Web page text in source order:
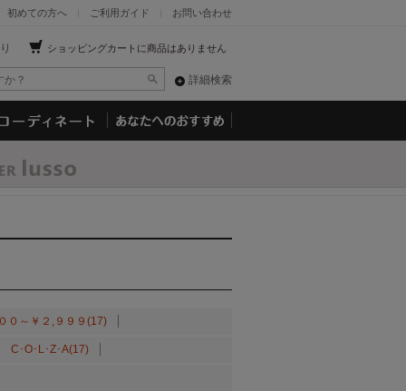
お問い合わせ
ご利用ガイド
初めての方へ
ショッピングカートに商品はありません
詳細検索
０～￥２,９９９(17)
C･O･L･Z･A(17)